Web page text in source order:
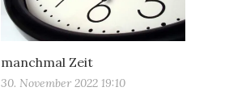
manchmal Zeit
30. November 2022 19:10